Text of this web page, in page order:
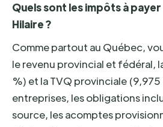
Quels sont les impôts à
Hilaire ?
Comme partout au Québec,
le revenu provincial et fédéral,
%) et la TVQ provinciale (9,975
entreprises, les obligations
source, les acomptes